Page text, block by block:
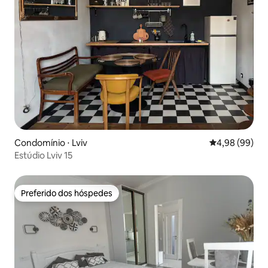
Condomínio ⋅ Lviv 4,98 de uma
4,98 (99)
Estúdio Lviv 15
Preferido dos hóspedes
Preferido dos hóspedes